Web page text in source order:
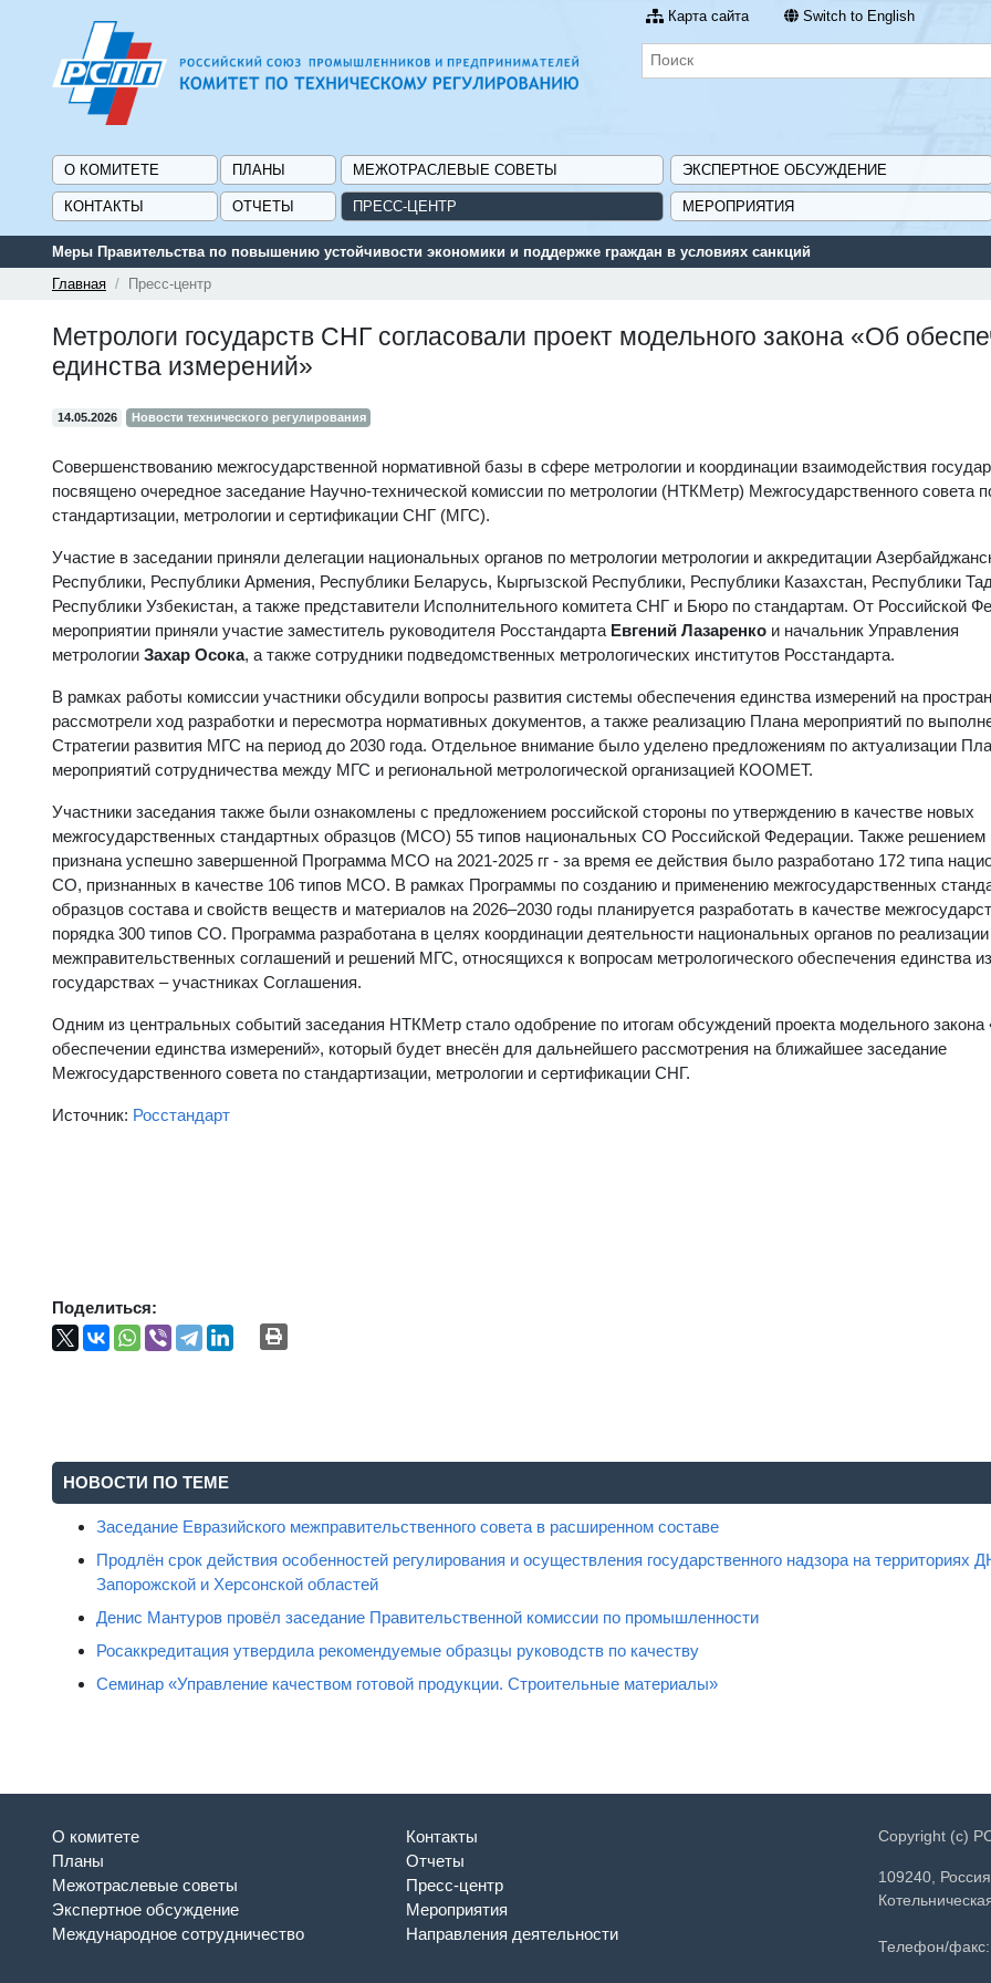
Карта сайта Switch to English
О КОМИТЕТЕ ПЛАНЫ МЕЖОТРАСЛЕВЫЕ СОВЕТЫ ЭКСПЕРТНОЕ ОБСУЖДЕНИЕ
КОНТАКТЫ ОТЧЕТЫ ПРЕСС-ЦЕНТР МЕРОПРИЯТИЯ
Меры Правительства по повышению устойчивости экономики и поддержке граждан в условиях санкций
Главная
Пресс-центр
Метрологи государств СНГ согласовали проект модельного закона «Об
единства измерений»
14.05.2026 Новости технического регулирования
Совершенствованию межгосударственной нормативной базы в сфере метрологии и координации взаимодействия
посвящено очередное заседание Научно-технической комиссии по метрологии (НТКМетр) Межгосударственного совета
стандартизации, метрологии и сертификации СНГ (МГС).
Участие в заседании приняли делегации национальных органов по метрологии метрологии и аккредитации
Республики, Республики Армения, Республики Беларусь, Кыргызской Республики, Республики Казахстан, Республики
Республики Узбекистан, а также представители Исполнительного комитета СНГ и Бюро по стандартам. От Российской
мероприятии приняли участие заместитель руководителя Росстандарта Евгений Лазаренко и начальник Управления
метрологии Захар Осока, а также сотрудники подведомственных метрологических институтов Росстандарта.
В рамках работы комиссии участники обсудили вопросы развития системы обеспечения единства измерений на
рассмотрели ход разработки и пересмотра нормативных документов, а также реализацию Плана мероприятий по
Стратегии развития МГС на период до 2030 года. Отдельное внимание было уделено предложениям по актуализации
мероприятий сотрудничества между МГС и региональной метрологической организацией КООМЕТ.
Участники заседания также были ознакомлены с предложением российской стороны по утверждению в качестве новых
межгосударственных стандартных образцов (МСО) 55 типов национальных СО Российской Федерации. Также
признана успешно завершенной Программа МСО на 2021-2025 гг - за время ее действия было разработано 172 типа
СО, признанных в качестве 106 типов МСО. В рамках Программы по созданию и применению межгосударственных
образцов состава и свойств веществ и материалов на 2026–2030 годы планируется разработать в качестве
порядка 300 типов СО. Программа разработана в целях координации деятельности национальных органов по реализации
межправительственных соглашений и решений МГС, относящихся к вопросам метрологического обеспечения единства
государствах – участниках Соглашения.
Одним из центральных событий заседания НТКМетр стало одобрение по итогам обсуждений проекта модельного
обеспечении единства измерений», который будет внесён для дальнейшего рассмотрения на ближайшее заседание
Межгосударственного совета по стандартизации, метрологии и сертификации СНГ.
Источник: Росстандарт
Поделиться:
НОВОСТИ ПО ТЕМЕ
Заседание Евразийского межправительственного совета в расширенном составе
Продлён срок действия особенностей регулирования и осуществления государственного надзора на территориях
Запорожской и Херсонской областей
Денис Мантуров провёл заседание Правительственной комиссии по промышленности
Росаккредитация утвердила рекомендуемые образцы руководств по качеству
Семинар «Управление качеством готовой продукции. Строительные материалы»
О комитете
Планы
Межотраслевые советы
Экспертное обсуждение
Международное сотрудничество
Контакты
Отчеты
Пресс-центр
Мероприятия
Направления деятельности
Copyright (c)
109240,
Телефон/